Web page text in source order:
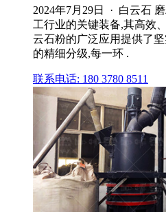
2024年7月29日 · 白云石
工行业的关键装备,其高效
云石粉的广泛应用提供了
的精细分级,每一环 .
联系电话: 180 3780 8511